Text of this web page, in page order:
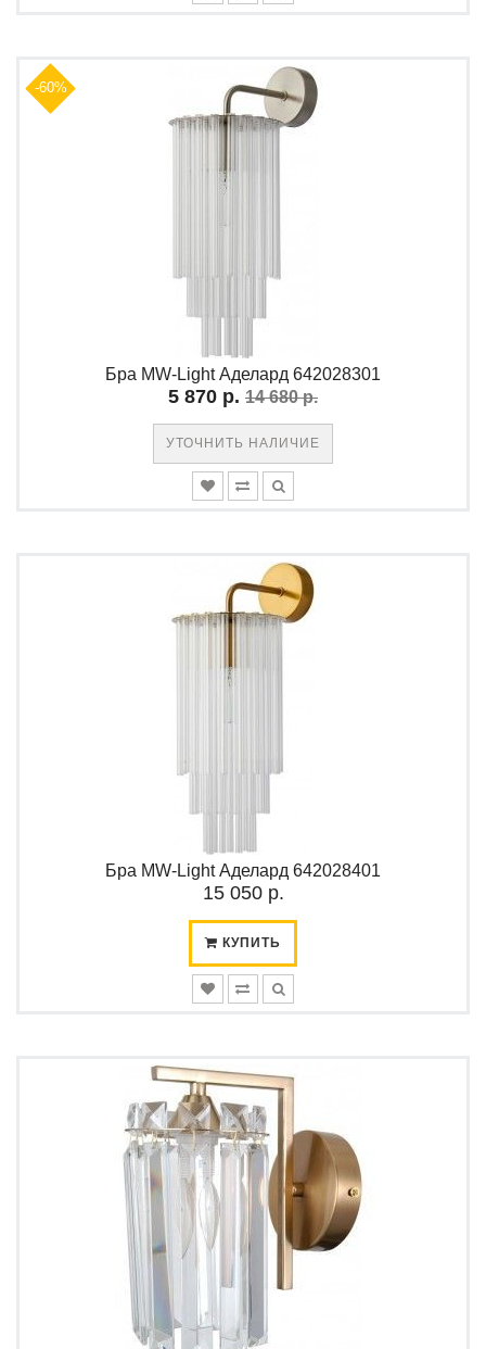
-60%
Бра MW-Light Аделард 642028301
5 870 р. 14 680 р.
УТОЧНИТЬ НАЛИЧИЕ
Бра MW-Light Аделард 642028401
15 050 р.
КУПИТЬ